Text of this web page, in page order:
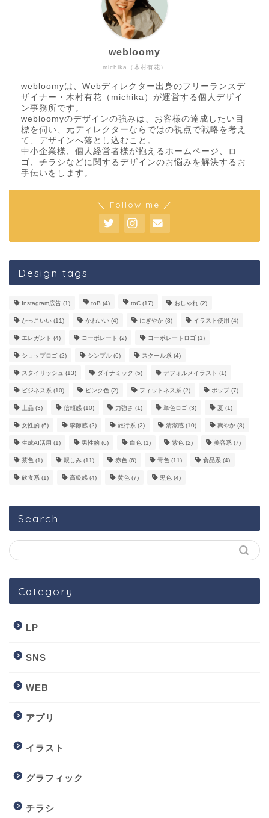
michika（木村有花）
webloomy
webloomyは、Webディレクター出身のフリーランスデ
ザイナー・木村有花（michika）が運営する個人デザイ
ン事務所です。
webloomyのデザインの強みは、お客様の達成したい目
標を伺い、元ディレクターならではの視点で戦略を考え
て、デザインへ落とし込むこと。
中小企業様、個人経営者様が抱えるホームページ、ロ
ゴ、チラシなどに関するデザインのお悩みを解決するお
手伝いをします。
＼ Follow me ／
Design tags
Instagram広告 (1) toB (4) toC (17) おしゃれ (2)
かっこいい (11) かわいい (4) にぎやか (8) イラスト使用 (4)
エレガント (4) コーポレート (2) コーポレートロゴ (1)
ショップロゴ (2) シンプル (6) スクール系 (4)
スタイリッシュ (13) ダイナミック (5) デフォルメイラスト (1)
ビジネス系 (10) ピンク色 (2) フィットネス系 (2) ポップ (7)
上品 (3) 信頼感 (10) 力強さ (1) 単色ロゴ (3) 夏 (1)
女性的 (6) 季節感 (2) 旅行系 (2) 清潔感 (10) 爽やか (8)
生成AI活用 (1) 男性的 (6) 白色 (1) 紫色 (2) 美容系 (7)
茶色 (1) 親しみ (11) 赤色 (6) 青色 (11) 食品系 (4)
飲食系 (1) 高級感 (4) 黄色 (7) 黒色 (4)
Search
Category
LP
SNS
WEB
アプリ
イラスト
グラフィック
チラシ